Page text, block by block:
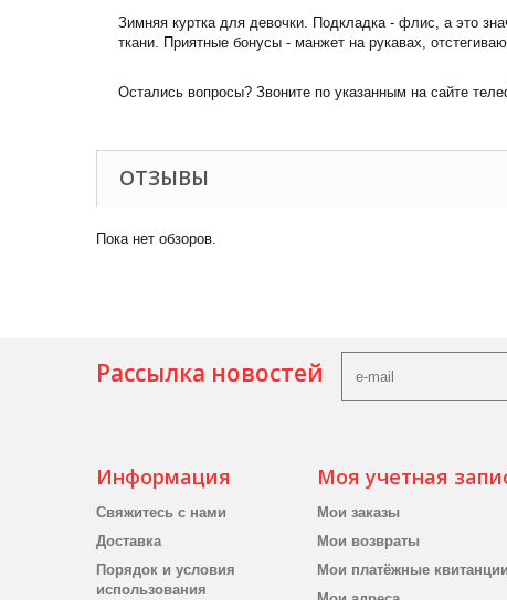
Зимняя куртка для девочки. Подкладка - флис, а это
ткани. Приятные бонусы - манжет на рукавах,
Остались вопросы? Звоните по указанным на сайте
ОТЗЫВЫ
Пока нет обзоров.
Рассылка новостей
Информация
Свяжитесь с нами
Доставка
Порядок и условия
использования
Моя учетная
Мои заказы
Мои возвраты
Мои платёжные квитанции